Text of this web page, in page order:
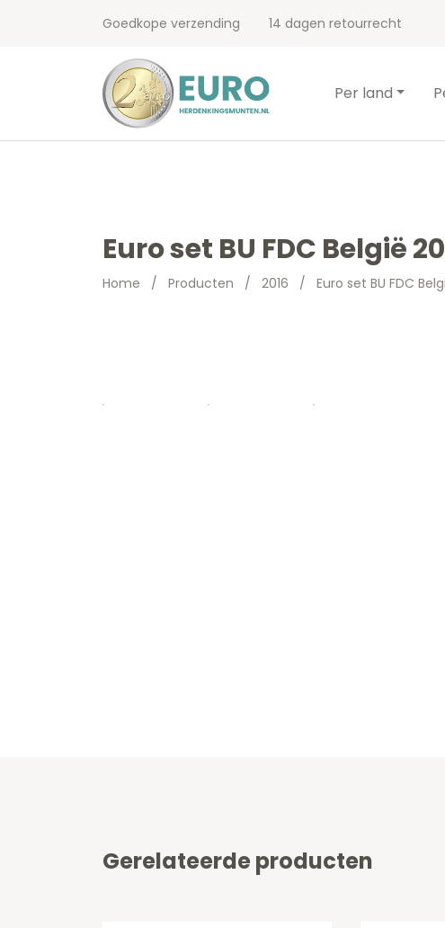
Goedkope verzending 14 dagen retourrecht
Per land
Euro set BU FDC België
Home / Producten / 2016 / Euro set BU FDC
Gerelateerde producten